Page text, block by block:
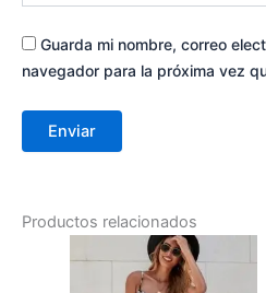
Guarda mi nombre, correo
navegador para la próxima vez
Productos relacionados